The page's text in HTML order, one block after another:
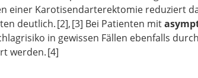
einer Karotisendarterektomie reduziert
deutlich. 2 , 3
for recently
Bei Patienten mit
in gewissen Fällen ebenfalls
werden. 4